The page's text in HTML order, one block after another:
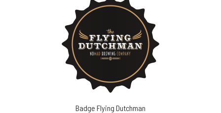
Badge Flying Dutchman